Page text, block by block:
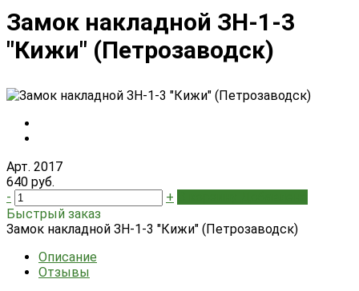
Замок накладной ЗН-1-3
"Кижи" (Петрозаводск)
Арт. 2017
640 руб.
-
+
Быстрый заказ
Замок накладной ЗН-1-3 "Кижи" (Петрозаводск)
Описание
Отзывы